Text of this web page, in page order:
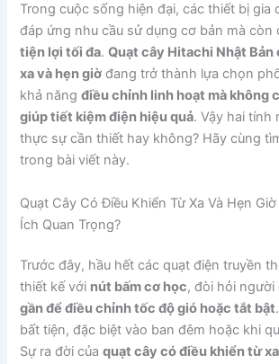
Trong cuộc sống hiện đại, các thiết bị gia
đáp ứng nhu cầu sử dụng cơ bản mà còn
tiện lợi tối đa.Quạt cây Hitachi Nhật
xa và hẹn giờ đang trở thành lựa chọn
khả năngđiều chỉnh linh hoạt mà không
giúp tiết kiệm điện hiệu quả. Vậy hai tính
thực sự cần thiết hay không? Hãy cùng
trong bài viết này.
Quạt Cây Có Điều Khiển Từ Xa Và Hẹn Giờ
Ích Quan Trọng?
Trước đây, hầu hết các quạt điện truyền
thiết kế với nút bấm cơ học, đòi hỏi
gần để điều chỉnh tốc độ gió hoặc tắt bật
bất tiện, đặc biệt vào ban đêm hoặc khi
Sự ra đời củaquạt cây có điều khiển từ xa